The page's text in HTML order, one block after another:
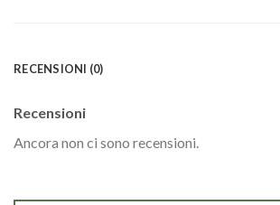
RECENSIONI (0)
Recensioni
Ancora non ci sono recensioni.